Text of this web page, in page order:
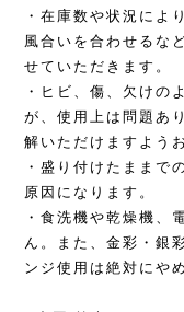
・在庫数や状況によ
風合いを合わせるな
せていただきます。
・ヒビ、傷、欠けの
が、使用上は問題あ
解いただけますよう
・盛り付けたままで
原因になります。
・食洗機や乾燥機、
ん。また、金彩・銀
ンジ使用は絶対にや